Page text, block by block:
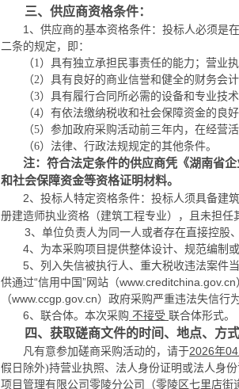
三、 供应商资格条件：
1、供应商的基本资格条件：投标人必须是
二条的规定，即：
（1）具有独立承担民事责任的能力； 营业
（2）具有良好的商业信誉和健全的财务会计
（3）具有履行合同所必需的设备和专业技术
（4）有依法缴纳税收和社会保障资金的良好
（5）参加政府采购活动前三年内，在经营
（6）法律、行政法规规定的其他条件。
注：符合法定条件的供应商凭《湖南省
和社会保障资金等资格证明材料。
2、 投标人特定资格条件： 投标人须具备建
册建造师执业资格（建筑工程专业），且未担任
3、 单位负责人为同一人或者存在直接控股
4、为本采购项目提供整体设计、规范编制
5、列入失信被执行人、重大税收违法案件
供通过“信用中国”网站（
（www.ccgp.gov.cn）政府采购严重违法失信行
6、联合体。本次采购 不接受 联合体形式。
四、获取磋商文件的时间、地点、方
凡有意参加磋商采购活动的，请于2026年04
假日除外)持营业执照、法人身份证明或法人身
项目管理有限公司零陵分公司（零陵区七里店街